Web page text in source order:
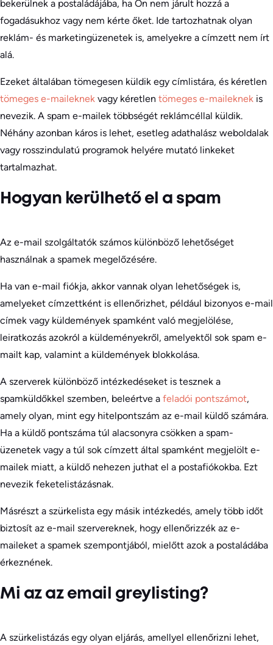
bekerülnek a postaládájába, ha Ön nem járult hozzá a
fogadásukhoz vagy nem kérte őket. Ide tartozhatnak olyan
reklám- és marketingüzenetek is, amelyekre a címzett nem írt
alá.
Ezeket általában tömegesen küldik egy címlistára, és kéretlen
tömeges e-maileknek vagy kéretlen tömeges e-maileknek is
nevezik. A spam e-mailek többségét reklámcéllal küldik.
Néhány azonban káros is lehet, esetleg adathalász weboldalak
vagy rosszindulatú programok helyére mutató linkeket
tartalmazhat.
Hogyan kerülhető el a spam
Az e-mail szolgáltatók számos különböző lehetőséget
használnak a spamek megelőzésére.
Ha van e-mail fiókja, akkor vannak olyan lehetőségek is,
amelyeket címzettként is ellenőrizhet, például bizonyos e-mail
címek vagy küldemények spamként való megjelölése,
leiratkozás azokról a küldeményekről, amelyektől sok spam e-
mailt kap, valamint a küldemények blokkolása.
A szerverek különböző intézkedéseket is tesznek a
spamküldőkkel szemben, beleértve a feladói pontszámot,
amely olyan, mint egy hitelpontszám az e-mail küldő számára.
Ha a küldő pontszáma túl alacsonyra csökken a spam-
üzenetek vagy a túl sok címzett által spamként megjelölt e-
mailek miatt, a küldő nehezen juthat el a postafiókokba. Ezt
nevezik feketelistázásnak.
Másrészt a szürkelista egy másik intézkedés, amely több időt
biztosít az e-mail szervereknek, hogy ellenőrizzék az e-
maileket a spamek szempontjából, mielőtt azok a postaládába
érkeznének.
Mi az az email greylisting?
A szürkelistázás egy olyan eljárás, amellyel ellenőrizni lehet,